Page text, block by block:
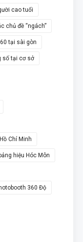
cao tuổi
chủ đề “ngách”
tại sài gòn
số tại cơ sở
Chí Minh
hiệu Hóc Môn
360 Độ